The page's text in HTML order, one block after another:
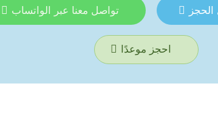
تواصل معنا عبر الواتساب
احجز موعدًا